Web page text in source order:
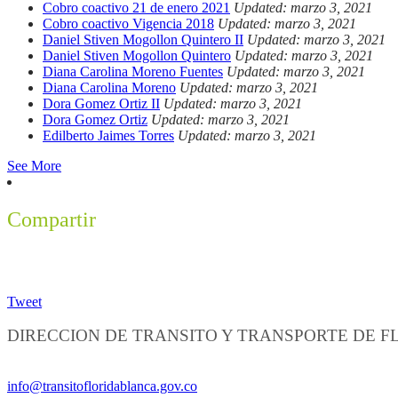
Cobro coactivo 21 de enero 2021 Updated: marzo 3, 2021
Cobro coactivo Vigencia 2018 Updated: marzo 3, 2021
Daniel Stiven Mogollon Quintero II Updated: marzo 3, 2021
Daniel Stiven Mogollon Quintero Updated: marzo 3, 2021
Diana Carolina Moreno Fuentes Updated: marzo 3, 2021
Diana Carolina Moreno Updated: marzo 3, 2021
Dora Gomez Ortiz II Updated: marzo 3, 2021
Dora Gomez Ortiz Updated: marzo 3, 2021
Edilberto Jaimes Torres Updated: marzo 3, 2021
See More
Compartir
Tweet
DIRECCION DE TRANSITO Y TRANSPORTE DE
info@transitofloridablanca.gov.co